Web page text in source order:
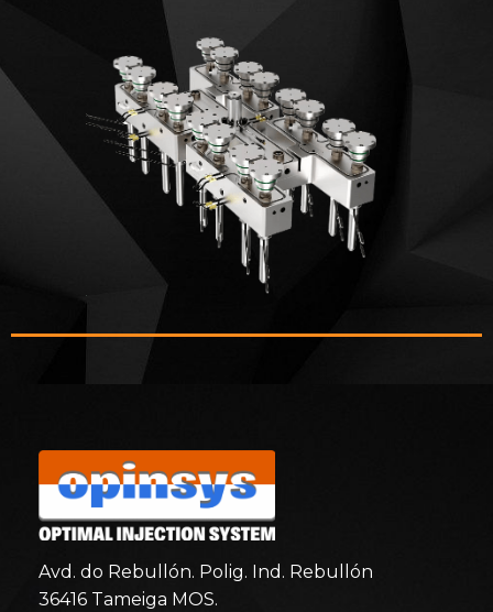
Avd. do Rebullón. Polig. Ind. Rebullón
36416 Tameiga MOS.